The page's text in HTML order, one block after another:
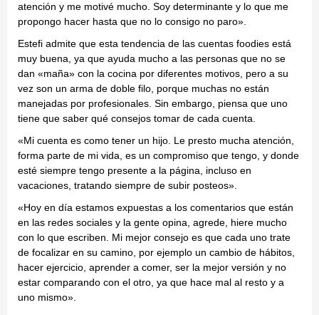
atención y me motivé mucho. Soy determinante y lo que me
propongo hacer hasta que no lo consigo no paro».
Estefi admite que esta tendencia de las cuentas foodies está
muy buena, ya que ayuda mucho a las personas que no se
dan «maña» con la cocina por diferentes motivos, pero a su
vez son un arma de doble filo, porque muchas no están
manejadas por profesionales. Sin embargo, piensa que uno
tiene que saber qué consejos tomar de cada cuenta.
«Mi cuenta es como tener un hijo. Le presto mucha atención,
forma parte de mi vida, es un compromiso que tengo, y donde
esté siempre tengo presente a la página, incluso en
vacaciones, tratando siempre de subir posteos».
«Hoy en día estamos expuestas a los comentarios que están
en las redes sociales y la gente opina, agrede, hiere mucho
con lo que escriben. Mi mejor consejo es que cada uno trate
de focalizar en su camino, por ejemplo un cambio de hábitos,
hacer ejercicio, aprender a comer, ser la mejor versión y no
estar comparando con el otro, ya que hace mal al resto y a
uno mismo».